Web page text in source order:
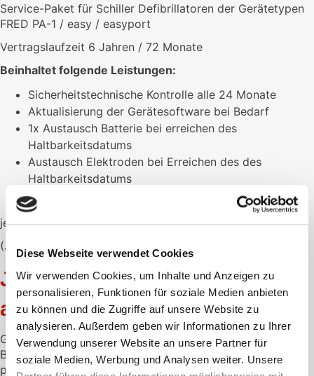
Diese Webseite verwendet Cookies
Wir verwenden Cookies, um Inhalte und Anzeigen zu
personalisieren, Funktionen für soziale Medien anbieten
zu können und die Zugriffe auf unsere Website zu
analysieren. Außerdem geben wir Informationen zu Ihrer
Verwendung unserer Website an unsere Partner für
soziale Medien, Werbung und Analysen weiter. Unsere
Service-Paket für Schiller Defibrillatoren der Gerätetypen
FRED PA-1 / easy / easyport
Vertragslaufzeit 6 Jahren / 72 Monate
Beinhaltet folgende Leistungen:
Sicherheitstechnische Kontrolle alle 24 Monate
Aktualisierung der Gerätesoftware bei Bedarf
1x Austausch Batterie bei erreichen des
Haltbarkeitsdatums
Austausch Elektroden bei Erreichen des des
Haltbarkeitsdatums
kostenloser Rückversand des Gerätes
je Gerät
(Jahrespauschale 169€)
Jetzt individuelles Angebot
anfordern
Gerne unterbreiten wir Ihnen ein individuelles Angebot.
Bitte hinterlassen Sie hier die gewünschte Menge und Ihre
persönlichen Daten.